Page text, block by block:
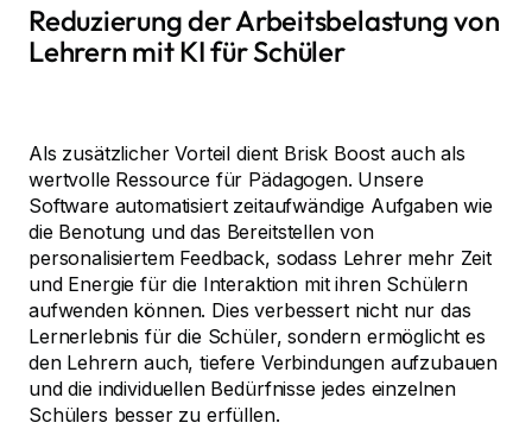
Reduzierung der Arbeitsbelastung von
Lehrern mit KI für Schüler
Als zusätzlicher Vorteil dient Brisk Boost auch als
wertvolle Ressource für Pädagogen. Unsere
Software automatisiert zeitaufwändige Aufgaben wie
die Benotung und das Bereitstellen von
personalisiertem Feedback, sodass Lehrer mehr Zeit
und Energie für die Interaktion mit ihren Schülern
aufwenden können. Dies verbessert nicht nur das
Lernerlebnis für die Schüler, sondern ermöglicht es
den Lehrern auch, tiefere Verbindungen aufzubauen
und die individuellen Bedürfnisse jedes einzelnen
Schülers besser zu erfüllen.